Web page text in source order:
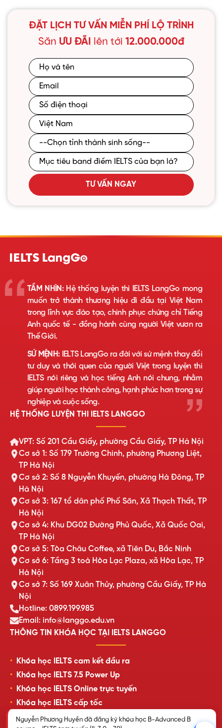
ĐẶT LỊCH TƯ VẤN MIỄN PHÍ LỘ TRÌNH
Săn ƯU ĐÃI lên tới 12.000.000đ
TƯ VẤN NGAY
Nguyễn Phương Huyền đã đăng ký khóa học B-Advanced B
TẦM NHÌN:Hệ thống luyện thi IELTS LangGo mong
muốn trở thành thương hiệu đi đầu tại Việt Nam
trong lĩnh vực đào tạo, chinh phục chứng chỉ Tiếng
Anh quốc tế - đồng hành cùng người Việt vươn ra
Thế Giới.
SỨ MỆNH:IELTS LangGo ra đời với sứ mệnh thay đổi
tư duy và thói quen của người Việt trong luyện thi
IELTS nói riêng và học tiếng Anh nói chung, nhằm
giúp người học thành công, hạnh phúc hơn trong sự
nghiệp và cuộc sống.
HỆ THỐNG LUYỆN THI IELTS LANGGO
VPT: Số 201 Cầu Giấy, phường Cầu Giấy, TP Hà Nội
Cơ sở 1: Số 179 Trường Chinh, phường Phương Liệt,
TP Hà Nội
Cơ sở 2: Số 8 Nguyễn Khuyến, phường Hà Đông, TP
Hà Nội
Cơ sở 3: 167 tổ dân phố Phố Săn, Xã Thạch Thất, TP
Hà Nội
Cơ sở 4: Khu DG02 Đường Phủ Quốc, Xã Quốc Oai,
TP Hà Nội
Cơ sở 5: Tòa Châu Coffee, xã Tiên Du, Bắc Ninh
Cơ sở 6: Tầng 3 toà Hòa Lạc Plaza, xã Hòa Lạc, TP
Hà Nội
Cơ sở 7: Số 169 Xuân Thủy, phường Cầu Giấy, TP Hà
Nội
Hotline: 0899.199.985
Email: info@langgo.edu.vn
THÔNG TIN KHÓA HỌC TẠI IELTS LANGGO
Khóa học IELTS cam kết đầu ra
Khóa học IELTS 7.5 Power Up
Khóa học IELTS Online trực tuyến
Khóa học IELTS cấp tốc
Lịch khai giảng lớp học mới nhất